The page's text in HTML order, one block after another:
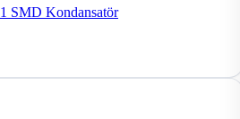
SMD Kondansatör